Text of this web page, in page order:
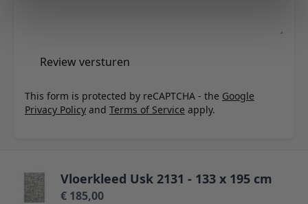
Review versturen
This form is protected by reCAPTCHA - the Google
Privacy Policy and Terms of Service apply.
Vloerkleed Usk 2131 - 133 x 195 cm
€ 185,00